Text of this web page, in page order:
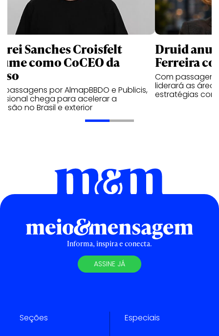
Sanches Croisfelt
como CoCEO da
passagens por AlmapBBDO e Publicis,
chega para acelerar a
no Brasil e exterior
Druid
Ferreira
Com
liderará as
estratégias
Informa, inspira e conecta.
ASSINE JÁ
Seções Especiais